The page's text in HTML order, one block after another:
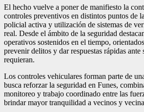
El hecho vuelve a poner de manifiesto la
controles preventivos en distintos puntos de
policial activa y utilización de sistemas de
real. Desde el ámbito de la seguridad
operativos sostenidos en el tiempo,
prevenir delitos y dar respuestas rápidas ante
requieran.
Los controles vehiculares forman parte de
busca reforzar la seguridad en Funes,
monitoreo y trabajo coordinado entre las
brindar mayor tranquilidad a vecinos y